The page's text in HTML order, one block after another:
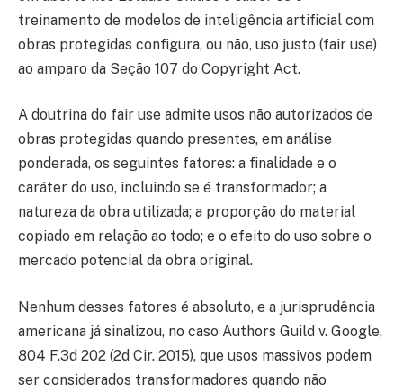
treinamento de modelos de inteligência artificial com
obras protegidas configura, ou não, uso justo (fair use)
ao amparo da Seção 107 do Copyright Act.
A doutrina do fair use admite usos não autorizados de
obras protegidas quando presentes, em análise
ponderada, os seguintes fatores: a finalidade e o
caráter do uso, incluindo se é transformador; a
natureza da obra utilizada; a proporção do material
copiado em relação ao todo; e o efeito do uso sobre o
mercado potencial da obra original.
Nenhum desses fatores é absoluto, e a jurisprudência
americana já sinalizou, no caso Authors Guild v. Google,
804 F.3d 202 (2d Cir. 2015), que usos massivos podem
ser considerados transformadores quando não